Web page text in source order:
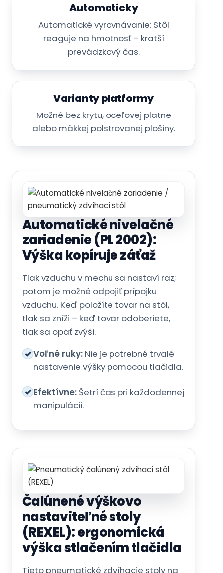
Automaticky
Automatické vyrovnávanie: Stôl
reaguje na hmotnosť – kratší
prevádzkový čas.
Varianty platformy
Možné bez krytu, oceľovej platne
alebo mäkkej polstrovanej plošiny.
Automatické nivelačné
zariadenie (PL 2002):
Výška kopíruje záťaž
Tlak vzduchu v mechu sa nastaví raz;
potom je možné odpojiť prípojku
vzduchu. Keď položíte tovar na stôl,
tlak sa zníži – keď tovar odoberiete,
tlak sa opäť zvýši.
✓Voľné ruky: Nie je potrebné trvalé
nastavenie výšky pomocou tlačidla.
✓Efektívne: Šetrí čas pri každodennej
manipulácii.
Čalúnené výškovo
nastaviteľné stoly
(REXEL): ergonomická
výška stlačením tlačidla
Tieto pneumatické zdvíhacie stoly na